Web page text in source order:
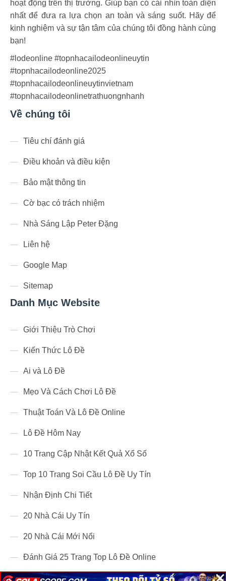
hoạt động trên thị trường. Giúp bạn có cái nhìn toàn diện
nhất để đưa ra lựa chọn an toàn và sáng suốt. Hãy để
kinh nghiệm và sự tận tâm của chúng tôi đồng hành cùng
bạn!
#lodeonline #topnhacailodeonlineuytin
#topnhacailodeonline2025
#topnhacailodeonlineuytinvietnam
#topnhacailodeonlinetrathuongnhanh
Về chúng tôi
Tiêu chí đánh giá
Điều khoản và điều kiện
Bảo mật thông tin
Cờ bạc có trách nhiệm
Nhà Sáng Lập Peter Đặng
Liên hệ
Google Map
Sitemap
Danh Mục Website
Giới Thiệu Trò Chơi
Kiến Thức Lô Đề
Ai và Lô Đề
Mẹo Và Cách Chơi Lô Đề
Thuật Toán Và Lô Đề Online
Lô Đề Hôm Nay
10 Trang Cập Nhật Kết Quả Xổ Số
Top 10 Trang Soi Cầu Lô Đề Uy Tín
Nhận Định Chi Tiết
20 Nhà Cái Uy Tín
20 Nhà Cái Mới Nổi
Đánh Giá 25 Trang Top Lô Đề Online